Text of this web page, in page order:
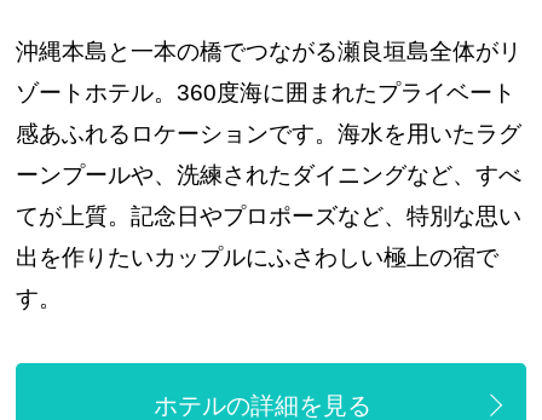
沖縄本島と一本の橋でつながる瀬良垣島全体がリ
ゾートホテル。360度海に囲まれたプライベート
感あふれるロケーションです。海水を用いたラグ
ーンプールや、洗練されたダイニングなど、すべ
てが上質。記念日やプロポーズなど、特別な思い
出を作りたいカップルにふさわしい極上の宿で
す。
ホテルの詳細を見る